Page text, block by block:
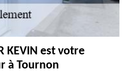
KEVIN est votre
à Tournon